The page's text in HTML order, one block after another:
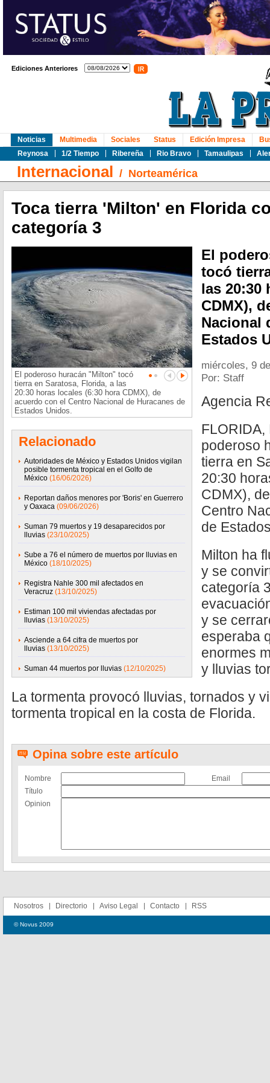
Ediciones Anteriores
Noticias
Reynosa
1/2 Tiempo Ribereña Rio Bravo Tamaulipas
Multimedia Sociales Status Edición Impresa
Internacional / Norteamérica
Toca tierra 'Milton' en Florida
categoría 3
El poderoso huracán "Milton" tocó
tierra en Saratosa, Florida, a las
20:30 horas locales (6:30 hora CDMX), de
acuerdo con el Centro Nacional de Huracanes de
Estados Unidos.
Relacionado
Autoridades de México y Estados Unidos vigilan
posible tormenta tropical en el Golfo de
México (16/06/2026)
Reportan daños menores por 'Boris' en Guerrero
y Oaxaca (09/06/2026)
Suman 79 muertos y 19 desaparecidos por
lluvias (23/10/2025)
Sube a 76 el número de muertos por lluvias en
México (18/10/2025)
Registra Nahle 300 mil afectados en
Veracruz (13/10/2025)
Estiman 100 mil viviendas afectadas por
lluvias (13/10/2025)
Asciende a 64 cifra de muertos por
lluvias (13/10/2025)
Suman 44 muertos por lluvias (12/10/2025)
El
tocó
las 20:30
CDMX),
Nacional
Estados
miércoles, 9
Por: Staff
Agencia
poderoso
tierra en
20:30
CDMX),
Centro
de
Milton ha
y se
categoría
y se
esperaba
enormes
y lluvias
La tormenta provocó lluvias, tornados y
tormenta tropical en la costa de Florida.
Opina sobre este artículo
Nombre
Email
Título
Opinion
Nosotros Directorio Aviso Legal Contacto RSS
© Novus 2009